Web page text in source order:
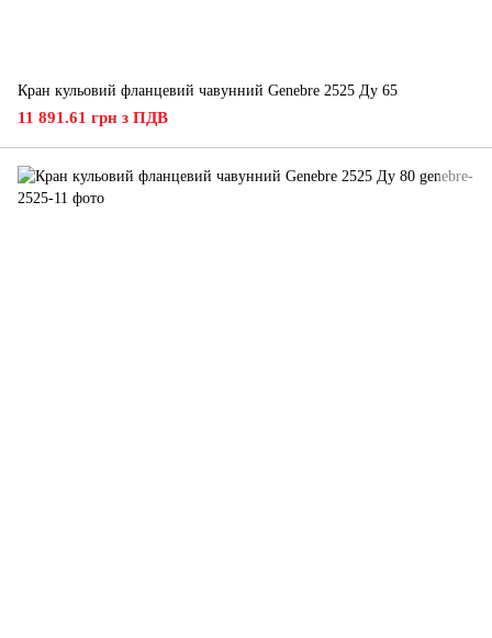
Кран кульовий фланцевий чавунний Genebre 2525 Ду 65
11 891.61 грн з ПДВ